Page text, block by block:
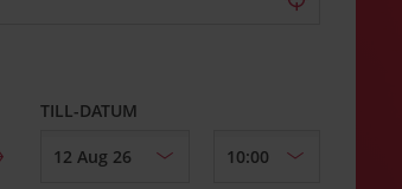
TILL-DATUM